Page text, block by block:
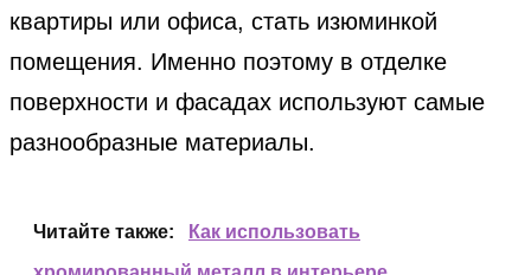
квартиры или офиса, стать изюминкой
помещения. Именно поэтому в отделке
поверхности и фасадах используют самые
разнообразные материалы.
Читайте также:
Как использовать